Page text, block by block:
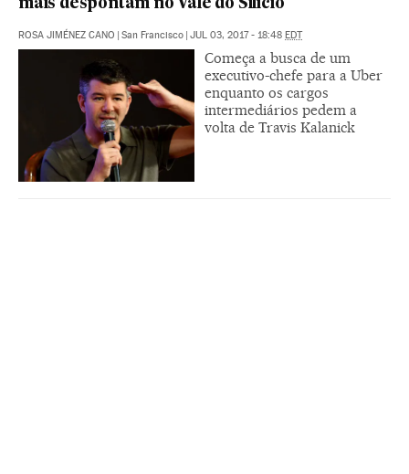
mais despontam no Vale do Silício
ROSA JIMÉNEZ CANO San Francisco JUL 03, 2017 - 18:48 EDT
Começa a busca de um
executivo-chefe para a Uber
enquanto os cargos
intermediários pedem a
volta de Travis Kalanick